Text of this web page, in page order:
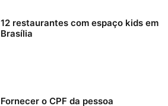
12 restaurantes com espaço kids em
Brasília
Fornecer o CPF da pessoa